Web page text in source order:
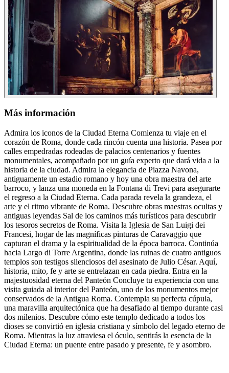
Más información
Admira los iconos de la Ciudad Eterna Comienza tu viaje en el
corazón de Roma, donde cada rincón cuenta una historia. Pasea por
calles empedradas rodeadas de palacios centenarios y fuentes
monumentales, acompañado por un guía experto que dará vida a la
historia de la ciudad. Admira la elegancia de Piazza Navona,
antiguamente un estadio romano y hoy una obra maestra del arte
barroco, y lanza una moneda en la Fontana di Trevi para asegurarte
el regreso a la Ciudad Eterna. Cada parada revela la grandeza, el
arte y el ritmo vibrante de Roma. Descubre obras maestras ocultas y
antiguas leyendas Sal de los caminos más turísticos para descubrir
los tesoros secretos de Roma. Visita la Iglesia de San Luigi dei
Francesi, hogar de las magníficas pinturas de Caravaggio que
capturan el drama y la espiritualidad de la época barroca. Continúa
hacia Largo di Torre Argentina, donde las ruinas de cuatro antiguos
templos son testigos silenciosos del asesinato de Julio César. Aquí,
historia, mito, fe y arte se entrelazan en cada piedra. Entra en la
majestuosidad eterna del Panteón Concluye tu experiencia con una
visita guiada al interior del Panteón, uno de los monumentos mejor
conservados de la Antigua Roma. Contempla su perfecta cúpula,
una maravilla arquitectónica que ha desafiado al tiempo durante casi
dos milenios. Descubre cómo este templo dedicado a todos los
dioses se convirtió en iglesia cristiana y símbolo del legado eterno de
Roma. Mientras la luz atraviesa el óculo, sentirás la esencia de la
Ciudad Eterna: un puente entre pasado y presente, fe y asombro.